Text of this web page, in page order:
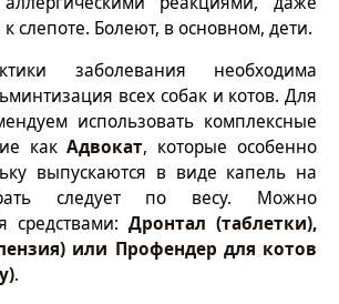
слепоте. Болеют, в основном, дети.
заболевания необходима
всех собак и котов. Для
использовать комплексные
какАдвокат, которые особенно
выпускаются в виде капель на
следует по весу. Можно
средствами:Дронтал (таблетки),
или Профендер для котов
.